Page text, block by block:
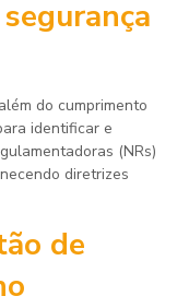
do cumprimento
identificar e
(NRs)
diretrizes
de